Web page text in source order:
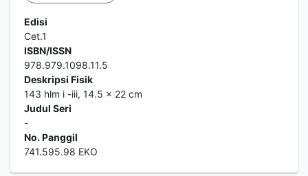
Edisi
Cet.1
ISBN/ISSN
978.979.1098.11.5
Deskripsi Fisik
143 hlm i -iii, 14.5 x 22 cm
Judul Seri
-
No. Panggil
741.595.98 EKO